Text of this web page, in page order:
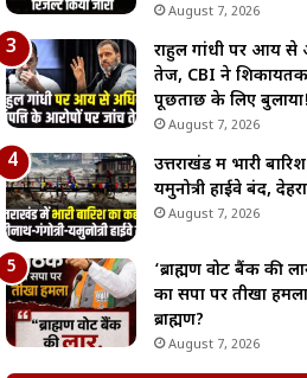
August 7, 2026
राहुल गांधी पर आय से
तेज, CBI ने
पूछताछ के लिए बुलाया!
August 7, 2026
उत्तराखंड में भारी
यमुनोत्री हाईवे बंद,
August 7, 2026
‘ब्राह्मण वोट बैंक की
का सपा पर तीखा
ब्राह्मण?
August 7, 2026